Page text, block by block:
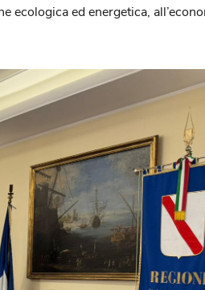
ed energetica,